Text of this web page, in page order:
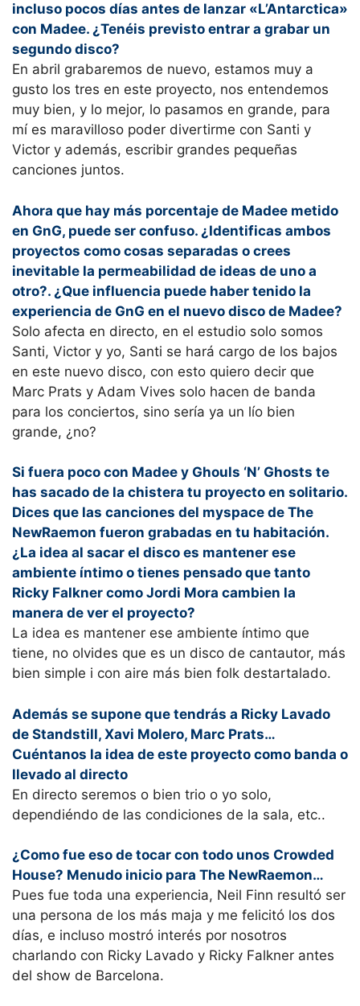
incluso pocos días antes de lanzar «L’Antarctica»
con Madee. ¿Tenéis previsto entrar a grabar un
segundo disco?
En abril grabaremos de nuevo, estamos muy a
gusto los tres en este proyecto, nos entendemos
muy bien, y lo mejor, lo pasamos en grande, para
mí es maravilloso poder divertirme con Santi y
Victor y además, escribir grandes pequeñas
canciones juntos.
Ahora que hay más porcentaje de Madee metido
en GnG, puede ser confuso. ¿Identificas ambos
proyectos como cosas separadas o crees
inevitable la permeabilidad de ideas de uno a
otro?. ¿Que influencia puede haber tenido la
experiencia de GnG en el nuevo disco de Madee?
Solo afecta en directo, en el estudio solo somos
Santi, Victor y yo, Santi se hará cargo de los bajos
en este nuevo disco, con esto quiero decir que
Marc Prats y Adam Vives solo hacen de banda
para los conciertos, sino sería ya un lío bien
grande, ¿no?
Si fuera poco con Madee y Ghouls ‘N’ Ghosts te
has sacado de la chistera tu proyecto en solitario.
Dices que las canciones del myspace de The
NewRaemon fueron grabadas en tu habitación.
¿La idea al sacar el disco es mantener ese
ambiente íntimo o tienes pensado que tanto
Ricky Falkner como Jordi Mora cambien la
manera de ver el proyecto?
La idea es mantener ese ambiente íntimo que
tiene, no olvides que es un disco de cantautor, más
bien simple i con aire más bien folk destartalado.
Además se supone que tendrás a Ricky Lavado
de Standstill, Xavi Molero, Marc Prats…
Cuéntanos la idea de este proyecto como banda o
llevado al directo
En directo seremos o bien trio o yo solo,
dependiéndo de las condiciones de la sala, etc..
¿Como fue eso de tocar con todo unos Crowded
House? Menudo inicio para The NewRaemon…
Pues fue toda una experiencia, Neil Finn resultó ser
una persona de los más maja y me felicitó los dos
días, e incluso mostró interés por nosotros
charlando con Ricky Lavado y Ricky Falkner antes
del show de Barcelona.